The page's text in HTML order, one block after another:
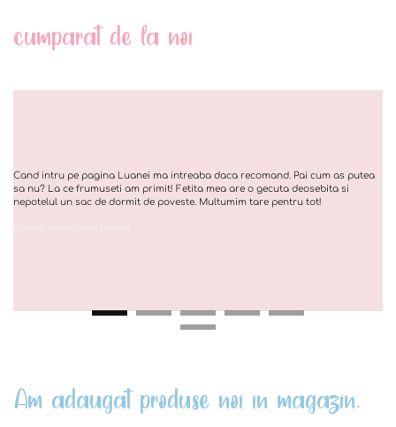
cumparat de la noi
Cand intru pe pagina Luanei ma intreaba daca recomand. Pai cum as putea
sa nu? La ce frumuseti am primit! Fetita mea are o gecuta deosebita si
nepotelul un sac de dormit de poveste. Multumim tare pentru tot!
Am adaugat produse noi in magazin.